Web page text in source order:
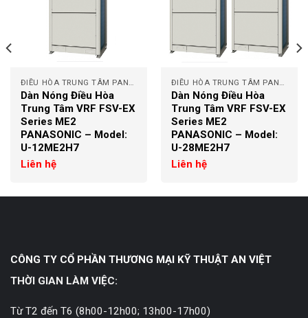
ĐIỀU HÒA TRUNG TÂM PANASONIC
Dàn Nóng Điều Hòa
Trung Tâm VRF FSV-EX
Series ME2
PANASONIC – Model:
U-12ME2H7
Liên hệ
ĐIỀU HÒA TRUNG TÂM PANASONIC
Dàn Nóng Điều Hòa
Trung Tâm VRF FSV-EX
Series ME2
PANASONIC – Model:
U-28ME2H7
Liên hệ
CÔNG TY CỔ PHẦN THƯƠNG MẠI KỸ THUẬT AN VIỆT
THỜI GIAN LÀM VIỆC:
Từ T2 đến T6 (8h00-12h00; 13h00-17h00)